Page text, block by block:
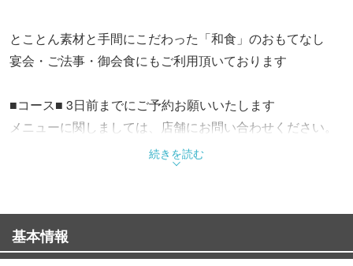
とことん素材と手間にこだわった「和食」のおもてなし
宴会・ご法事・御会食にもご利用頂いております
■コース■ 3日前までにご予約お願いいたします
メニューに関しましては、店舗にお問い合わせください。
各種宴会・接待・会食・法事など、目的やご要望に応じて
細部にまで行き届いたおもてなしで、大切な一日を演出し
ます
続きを読む
基本情報